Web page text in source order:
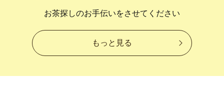
お茶探しのお手伝いをさせてください
もっと見る